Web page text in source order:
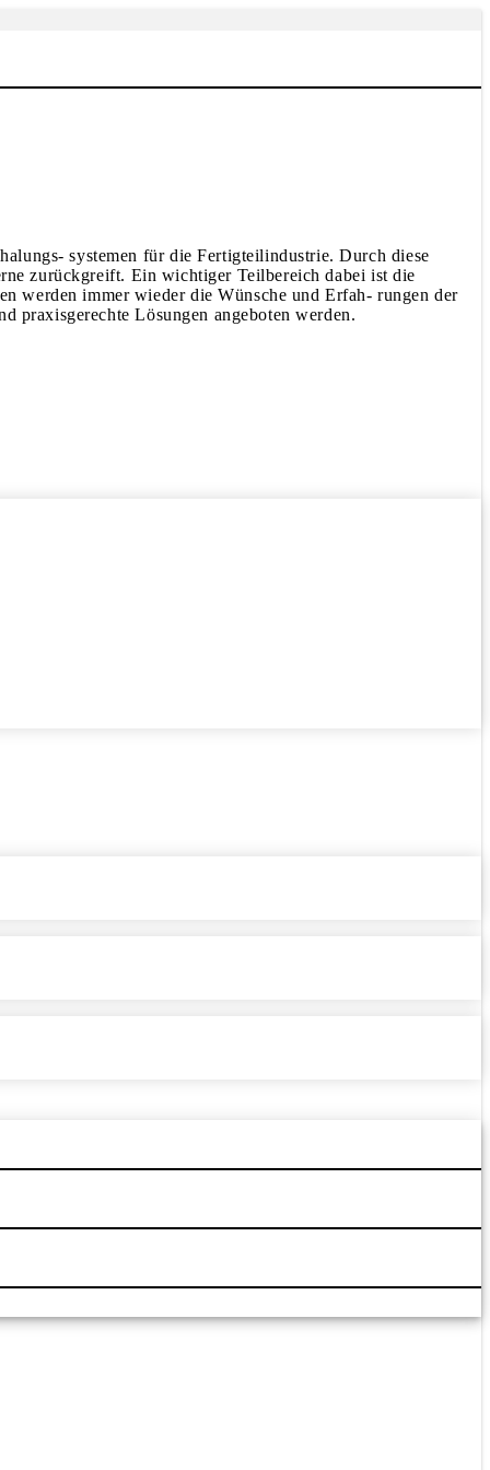
systemen für die Fertigteilindustrie. Durch diese
zurückgreift. Ein wichtiger Teilbereich dabei ist die
werden immer wieder die Wünsche und Erfah- rungen der
praxisgerechte Lösungen angeboten werden.